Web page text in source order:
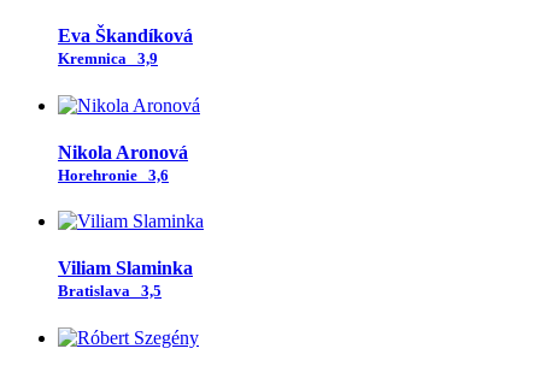
Eva Škandíková
Kremnica 3,9
Nikola Aronová
Horehronie 3,6
Viliam Slaminka
Bratislava 3,5